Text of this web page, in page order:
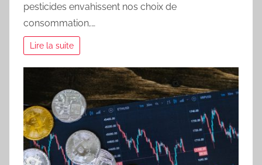
pesticides envahissent nos choix de
consommation,…
Lire la suite